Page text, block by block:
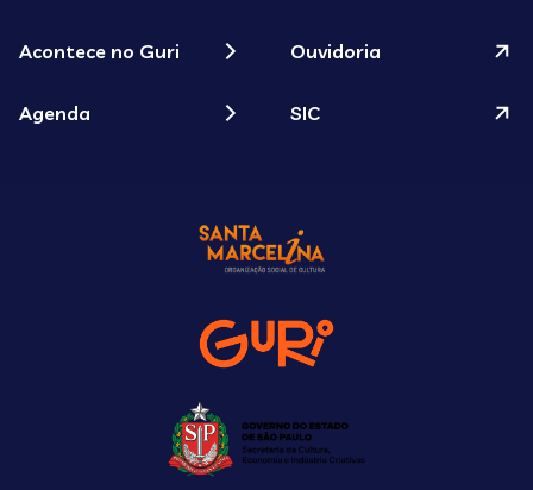
Acontece no Guri
Agenda
Ouvidoria
SIC